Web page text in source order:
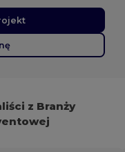
z Branży